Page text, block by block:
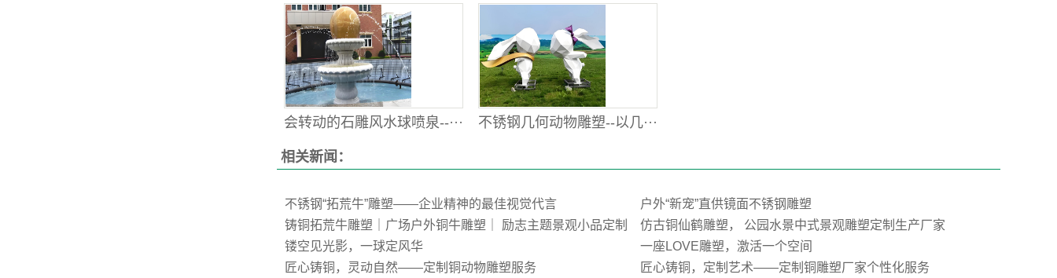
会转动的石雕风水球喷泉--··· 不锈钢几何动物雕塑--以几···
相关新闻：
不锈钢“拓荒牛”雕塑——企业精神的最佳视觉代言
户外“新宠”直供镜面不锈钢雕塑
铸铜拓荒牛雕塑｜广场户外铜牛雕塑｜ 励志主题景观小品定制
仿古铜仙鹤雕塑， 公园水景中式景观雕塑定制生产厂家
镂空见光影，一球定风华
一座LOVE雕塑，激活一个空间
匠心铸铜，灵动自然——定制铜动物雕塑服务
匠心铸铜，定制艺术——定制铜雕塑厂家个性化服务